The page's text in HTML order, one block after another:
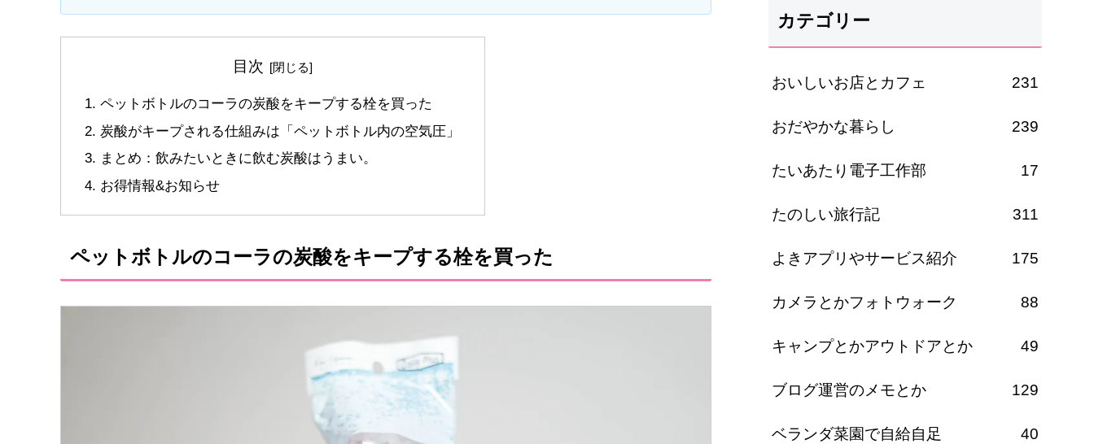
目次
ペットボトルのコーラの炭酸をキープする栓を買った
炭酸がキープされる仕組みは「ペットボトル内の空気圧」
まとめ：飲みたいときに飲む炭酸はうまい。
お得情報&お知らせ
ペットボトルのコーラの炭酸をキープする栓を買った
カテゴリー
おいしいお店とカフェ 231
おだやかな暮らし 239
たいあたり電子工作部 17
たのしい旅行記 311
よきアプリやサービス紹介 175
カメラとかフォトウォーク 88
キャンプとかアウトドアとか 49
ブログ運営のメモとか 129
ベランダ菜園で自給自足 40